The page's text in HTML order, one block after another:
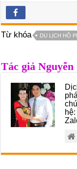
Từ khóa DU LỊCH HỒ
Tác giả Nguyễn